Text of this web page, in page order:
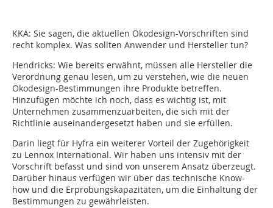
KKA: Sie sagen, die aktuellen Ökodesign-Vorschriften sind
recht komplex. Was sollten Anwender und Hersteller tun?
Hendricks: Wie bereits erwähnt, müssen alle Hersteller die
Verordnung genau lesen, um zu verstehen, wie die neuen
Ökodesign-Bestimmungen ihre Produkte betreffen.
Hinzufügen möchte ich noch, dass es wichtig ist, mit
Unternehmen zusammenzuarbeiten, die sich mit der
Richtlinie auseinandergesetzt haben und sie erfüllen.
Darin liegt für Hyfra ein weiterer Vorteil der Zugehörigkeit
zu Lennox International. Wir haben uns intensiv mit der
Vorschrift befasst und sind von unserem Ansatz überzeugt.
Darüber hinaus verfügen wir über das technische Know-
how und die Erprobungskapazitäten, um die Einhaltung der
Bestimmungen zu gewährleisten.